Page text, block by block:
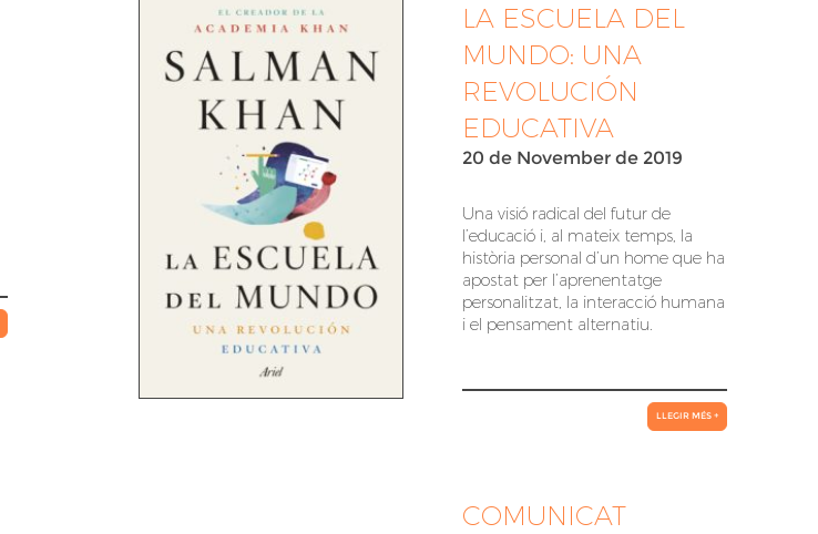
LA ESCUELA DEL
MUNDO: UNA
REVOLUCIÓN
EDUCATIVA
20 de November de 2019
Una visió radical del futur de
l’educació i, al mateix temps, la
història personal d’un home que ha
apostat per l’aprenentatge
personalitzat, la interacció humana
i el pensament alternatiu.
LLEGIR MÉS +
COMUNICAT